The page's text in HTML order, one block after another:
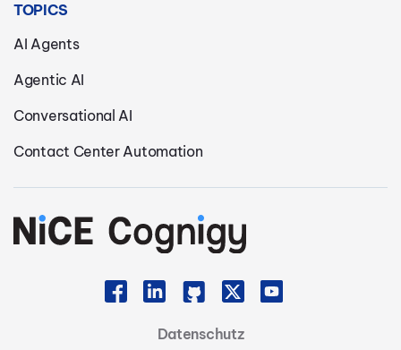
TOPICS
AI Agents
Agentic AI
Conversational AI
Contact Center Automation
Datenschutz